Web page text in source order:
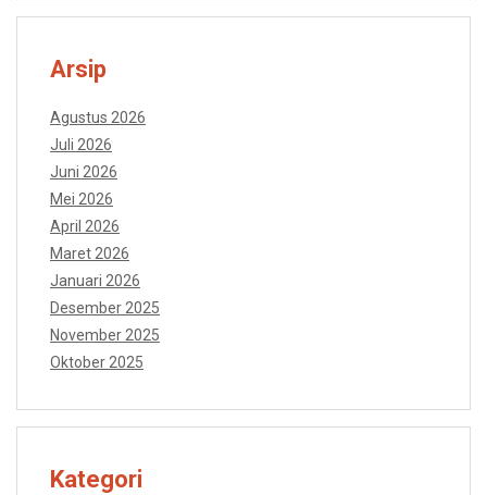
Arsip
Agustus 2026
Juli 2026
Juni 2026
Mei 2026
April 2026
Maret 2026
Januari 2026
Desember 2025
November 2025
Oktober 2025
Kategori